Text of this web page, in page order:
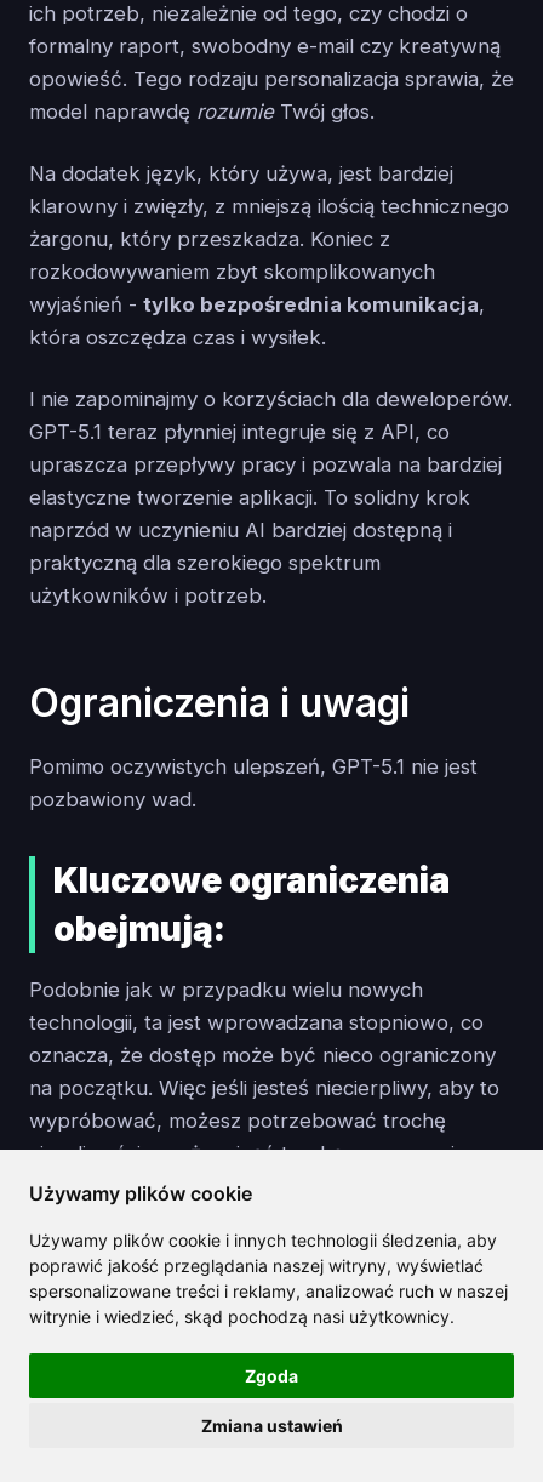
Używamy plików cookie
Używamy plików cookie i innych technologii śledzenia, aby
poprawić jakość przeglądania naszej witryny, wyświetlać
spersonalizowane treści i reklamy, analizować ruch w naszej
witrynie i wiedzieć, skąd pochodzą nasi użytkownicy.
Zgoda
Zmiana ustawień
ich potrzeb, niezależnie od tego, czy chodzi o
formalny raport, swobodny e-mail czy kreatywną
opowieść. Tego rodzaju personalizacja sprawia, że
model naprawdę rozumieTwój głos.
Na dodatek język, który używa, jest bardziej
klarowny i zwięzły, z mniejszą ilością technicznego
żargonu, który przeszkadza. Koniec z
rozkodowywaniem zbyt skomplikowanych
wyjaśnień - tylko bezpośrednia komunikacja,
która oszczędza czas i wysiłek.
I nie zapominajmy o korzyściach dla deweloperów.
GPT-5.1 teraz płynniej integruje się z API, co
upraszcza przepływy pracy i pozwala na bardziej
elastyczne tworzenie aplikacji. To solidny krok
naprzód w uczynieniu AI bardziej dostępną i
praktyczną dla szerokiego spektrum
użytkowników i potrzeb.
Ograniczenia i uwagi
Pomimo oczywistych ulepszeń, GPT-5.1 nie jest
pozbawiony wad.
Kluczowe ograniczenia
obejmują:
Podobnie jak w przypadku wielu nowych
technologii, ta jest wprowadzana stopniowo, co
oznacza, że dostęp może być nieco ograniczony
na początku. Więc jeśli jesteś niecierpliwy, aby to
wypróbować, możesz potrzebować trochę
cierpliwości - może minąć trochę czasu, zanim
będzie w pełni dostępna dla wszystkich.
Nowy model "Thinking" niesie za sobą wiele
potencjału, ale nie bez kompromisów. Może
działać nieco wolniej, niż jesteś przyzwyczajony, a
wyższe koszty, w zależności od Twojego